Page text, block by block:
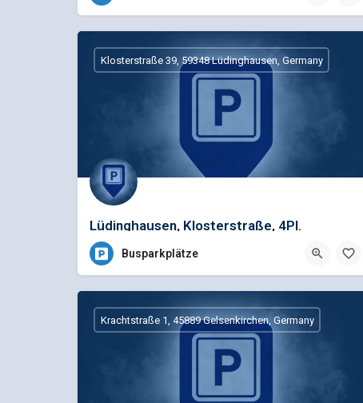
Lüdinghausen, Klosterstraße, 4Pl.
Kostenlos, Burg
Klosterstraße 39, 59348 Lüdinghausen, Germany
Busparkplätze
Krachtstraße 1, 45889 Gelsenkirchen, Germany